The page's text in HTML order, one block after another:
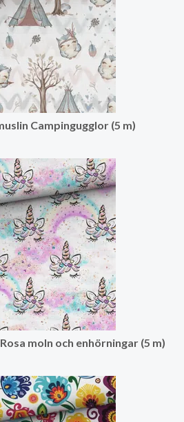
Campingugglor (5 m)
moln och enhörningar (5 m)